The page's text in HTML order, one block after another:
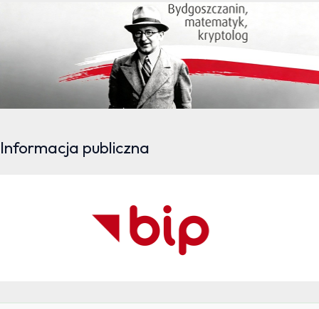
Informacja publiczna